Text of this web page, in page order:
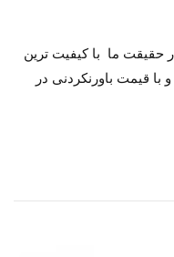
حقیقت ما با کیفیت ترین
با قیمت باورنکردنی در